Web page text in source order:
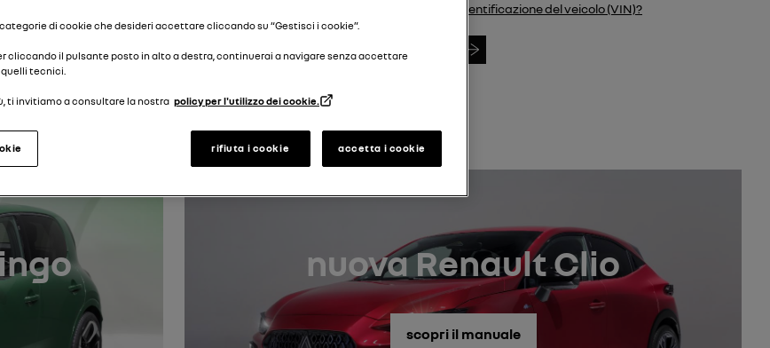
Cerca targa
identificazione del veicolo (VIN)?
Cerca VIN
nuova Renault Clio
scopri il manuale
di cookie che desideri accettare cliccando su “Gestisci i cookie”.
cliccando il pulsante posto in alto a destra, continuerai a navigare senza accettare
tecnici.
ti invitiamo a consultare la nostra policy per l'utilizzo dei cookie.
rifiuta i cookie accetta i cookie